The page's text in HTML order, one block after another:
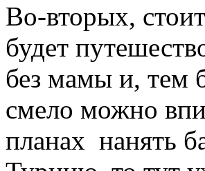
Во-вторых,
будет
без мамы и, тем
смело можно
планах нанять